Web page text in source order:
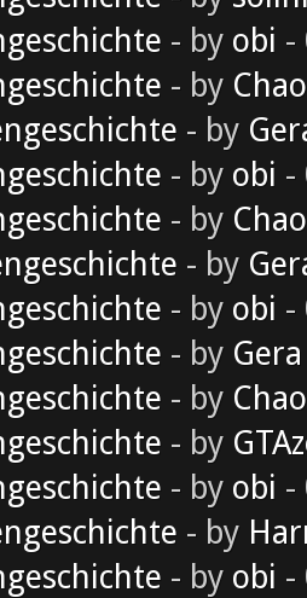
- by obi -
- by
- by
- by obi -
- by
- by
- by obi -
- by Gera
- by
- by
- by obi -
- by
- by obi -